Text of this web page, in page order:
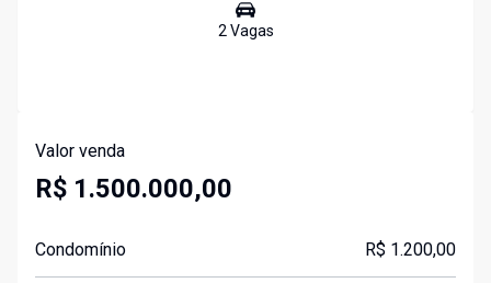
2Vagas
Valor venda
R$ 1.500.000,00
Condomínio R$ 1.200,00